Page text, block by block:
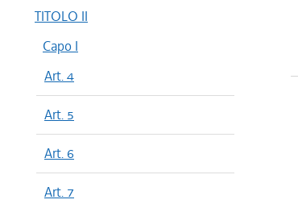
TITOLO II
Capo I
Art. 4
Art. 5
Art. 6
Art. 7